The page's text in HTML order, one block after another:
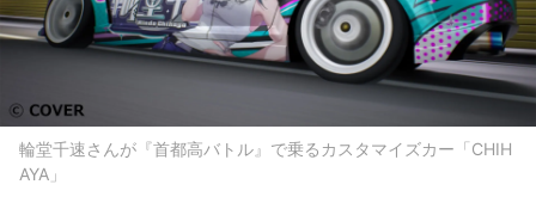
輪堂千速さんが『首都高バトル』で乗るカスタマイズカー「CHIH
AYA」